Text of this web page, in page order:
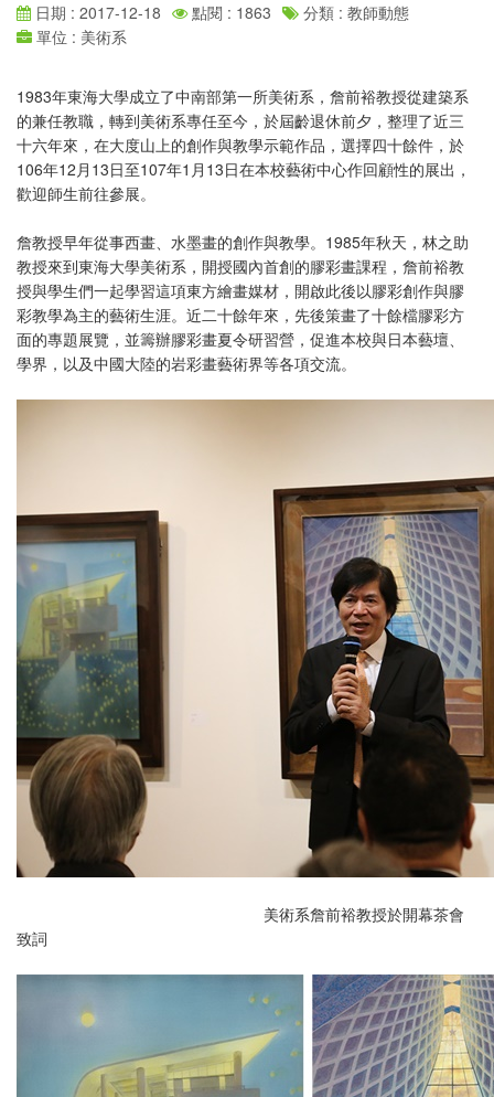
日期 : 2017-12-18 點閱 : 1863
分類 : 教師動態
單位 : 美術系
1983年東海大學成立了中南部第一所美術系，詹前裕教授從建築系
的兼任教職，轉到美術系專任至今，於屆齡退休前夕，整理了近三
十六年來，在大度山上的創作與教學示範作品，選擇四十餘件，於
106年12月13日至107年1月13日在本校藝術中心作回顧性的展出，
歡迎師生前往參展。
詹教授早年從事西畫、水墨畫的創作與教學。1985年秋天，林之助
教授來到東海大學美術系，開授國內首創的膠彩畫課程，詹前裕教
授與學生們一起學習這項東方繪畫媒材，開啟此後以膠彩創作與膠
彩教學為主的藝術生涯。近二十餘年來，先後策畫了十餘檔膠彩方
面的專題展覽，並籌辦膠彩畫夏令研習營，促進本校與日本藝壇、
學界，以及中國大陸的岩彩畫藝術界等各項交流。
美術系詹前裕教授於開幕茶會
致詞